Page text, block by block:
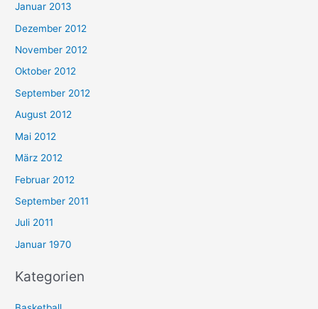
Januar 2013
Dezember 2012
November 2012
Oktober 2012
September 2012
August 2012
Mai 2012
März 2012
Februar 2012
September 2011
Juli 2011
Januar 1970
Kategorien